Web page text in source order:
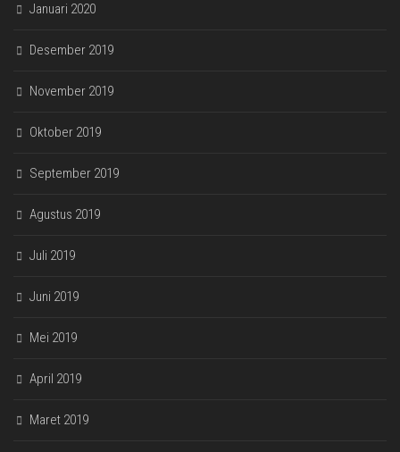
Januari 2020
Desember 2019
November 2019
Oktober 2019
September 2019
Agustus 2019
Juli 2019
Juni 2019
Mei 2019
April 2019
Maret 2019